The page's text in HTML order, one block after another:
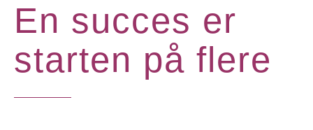
En succes er
starten på flere